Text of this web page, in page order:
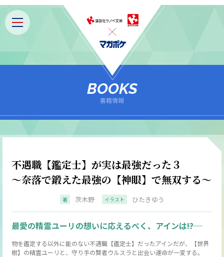
BOOKS
書籍情報
不遇職【鑑定士】が実は最強だった３
～奈落で鍛えた最強の【神眼】で無双する～
著 茨木野 イラスト ひたきゆう
最愛の精霊ユーリの想いに応えるべく、アインは――!?
物を鑑定する以外に能のない不遇職【鑑定士】だったアインだが、【世界
樹】の精霊ユーリと、守り手の賢者ウルスラと出会い運命が一変する。